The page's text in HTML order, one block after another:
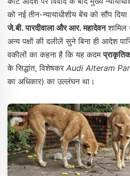
को नई तीन-न्यायाधीशीय बेंच को सौंप
जे.बी. पारदीवाला और आर. महादेवनशामिल
अन्य पक्षों की दलीलें सुने बिना ही आदेश
वकीलों का कहना है कि यह कदम
के सिद्धांत, विशेषकर Audi Alteram
का अधिकार) का उल्लंघन था।